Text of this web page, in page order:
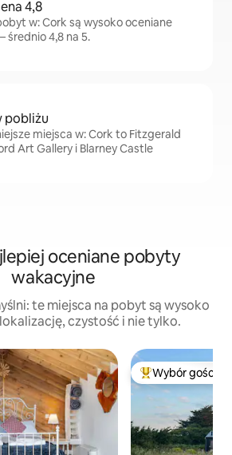
4,8
w: Cork są wysoko oceniane
średnio 4,8 na 5.
pobliżu
miejsca w: Cork to Fitzgerald
Art Gallery i Blarney Castle
oceniane pobyty
wakacyjne
te miejsca na pobyt są wysoko
czystość i nie tylko.
kategorii Wybór gości Wybór gości